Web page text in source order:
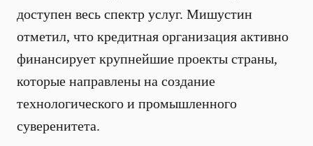
доступен весь спектр услуг. Мишустин
отметил, что кредитная организация активно
финансирует крупнейшие проекты страны,
которые направлены на создание
технологического и промышленного
суверенитета.